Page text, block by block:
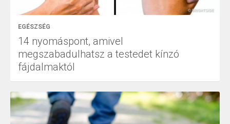
EGÉSZSÉG
14 nyomáspont, amivel
megszabadulhatsz a testedet kínzó
fájdalmaktól